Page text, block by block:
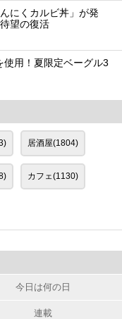
にくカルビ丼」が発
望の復活
用！夏限定ベーグル3
居酒屋(1804)
カフェ(1130)
今日は何の日
連載